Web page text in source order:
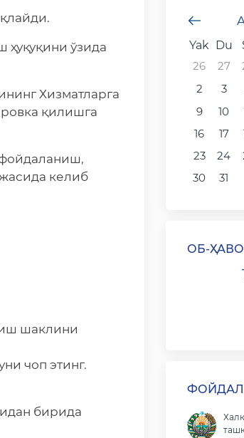
ўзида
Хизматларга
қилишга
келиб
шаклини
чоп этинг.
бирида
Yak Du
26
27
2
3
9
10
16
17
23
24
30
31
ОБ-